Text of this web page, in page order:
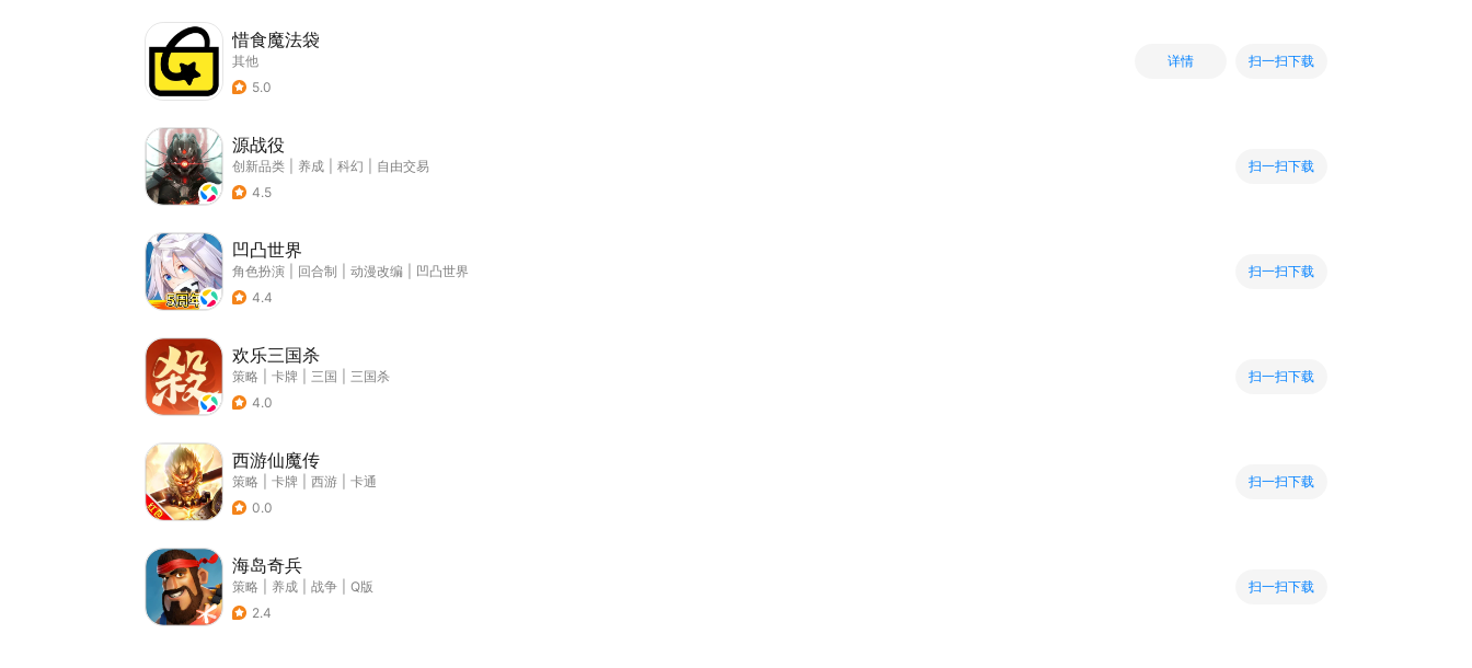
惜食魔法袋
其他
5.0
详情 扫一扫下载
源战役
创新品类 养成 科幻
自由交易
4.5
扫一扫下载
凹凸世界
角色扮演 回合制 动漫改编
凹凸世界
4.4
扫一扫下载
欢乐三国杀
策略 卡牌 三国
三国杀
4.0
扫一扫下载
西游仙魔传
策略 卡牌 西游
卡通
0.0
扫一扫下载
海岛奇兵
策略 养成 战争
Q版
2.4
扫一扫下载